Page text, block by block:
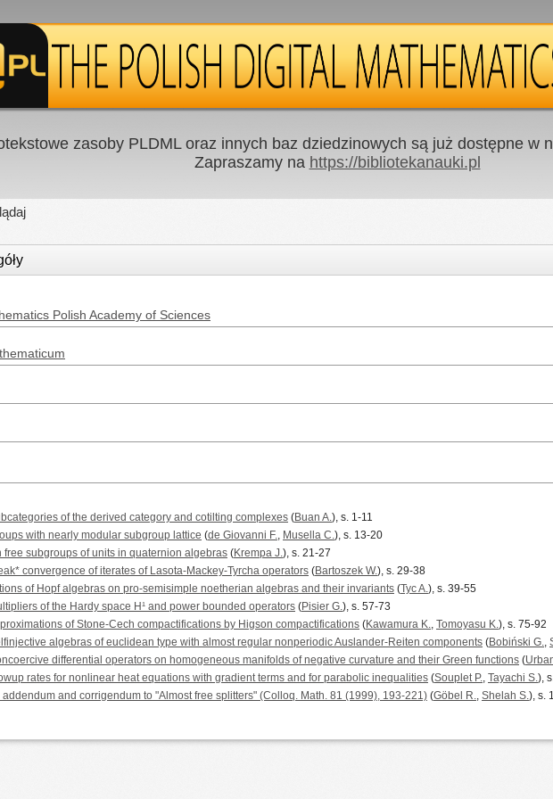
zasoby PLDML oraz innych baz dziedzinowych są już dostępne w
Zapraszamy na https://bibliotekanauki.pl
Polish Academy of Sciences
of the derived category and cotilting complexes (Buan A.), s. 1-11
with nearly modular subgroup lattice (de Giovanni F., Musella C.), s. 13-20
free subgroups of units in quaternion algebras (Krempa J.), s. 21-27
convergence of iterates of Lasota-Mackey-Tyrcha operators (Bartoszek W.), s. 29-38
of Hopf algebras on pro-semisimple noetherian algebras and their invariants (Tyc A.), s. 39-55
of the Hardy space H¹ and power bounded operators (Pisier G.), s. 57-73
of Stone-Cech compactifications by Higson compactifications (Kawamura K., Tomoyasu K.), s. 75-92
algebras of euclidean type with almost regular nonperiodic Auslander-Reiten components (Bobiński G.,
differential operators on homogeneous manifolds of negative curvature and their Green functions (
rates for nonlinear heat equations with gradient terms and for parabolic inequalities (Souplet P., Tayachi S.),
addendum and corrigendum to "Almost free splitters" (Colloq. Math. 81 (1999), 193-221) (Göbel R., Shelah S.), s.